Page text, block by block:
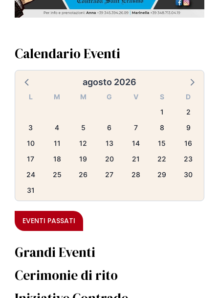
Calendario Eventi
agosto 2026
L M M G V S
D
1
2
3
4 5 6 7 8
9
10
11 12 13 14 15
16
17
18 19 20 21 22
23
24
25 26 27 28 29
30
31
EVENTI PASSATI
Grandi Eventi
Cerimonie di rito